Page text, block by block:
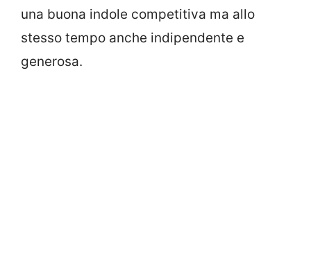
una buona indole competitiva ma allo
stesso tempo anche indipendente e
generosa.